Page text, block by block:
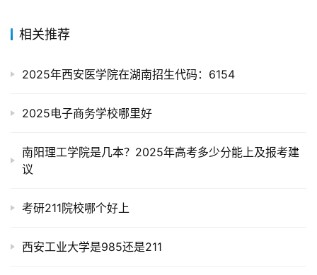
相关推荐
2025年西安医学院在湖南招生代码：6154
2025电子商务学校哪里好
南阳理工学院是几本？2025年高考多少分能上及报考建
议
考研211院校哪个好上
西安工业大学是985还是211